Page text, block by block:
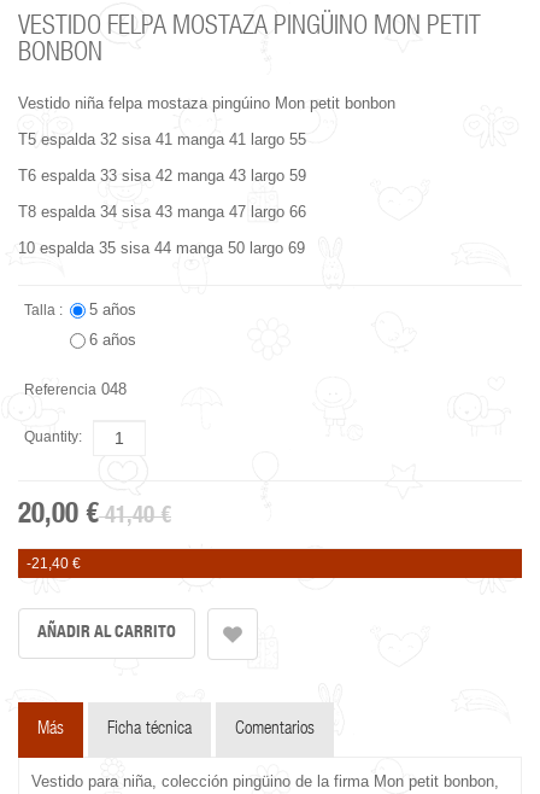
VESTIDO FELPA MOSTAZA PINGÜINO MON PETIT
BONBON
Vestido niña felpa mostaza pingúino Mon petit bonbon
T5 espalda 32 sisa 41 manga 41 largo 55
T6 espalda 33 sisa 42 manga 43 largo 59
T8 espalda 34 sisa 43 manga 47 largo 66
10 espalda 35 sisa 44 manga 50 largo 69
Talla :
5 años
6 años
Referencia 048
Quantity:
20,00 € 41,40 €
-21,40 €
Más Ficha técnica Comentarios
Vestido para niña, colección pingüino de la firma Mon petit bonbon,